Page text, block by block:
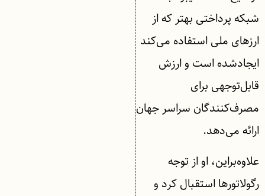
شبکه پرداختی بهتر که از
ارزهای ملی استفاده می‌کند
ایجادشده است و ارزش
قابل‌توجهی برای
مصرف‌کنندگان سراسر جهان
ارائه می‌دهد.
علاوه‌براین، او از توجه
رگولاتورها استقبال کرد و